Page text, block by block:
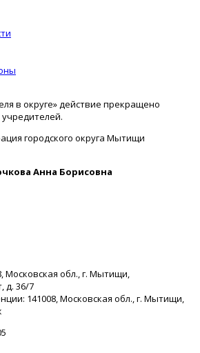
в округе» действие прекращено
городского округа Мытищи
Анна Борисовна
Московская обл., г. Мытищи,
д. 36/7
141008, Московская обл., г. Мытищи,